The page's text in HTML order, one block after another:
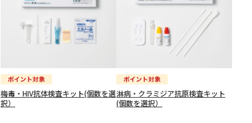
梅毒・HIV抗体検査キット(個数を選
択）
淋病・クラミジア抗原検査キット
(個数を選択）